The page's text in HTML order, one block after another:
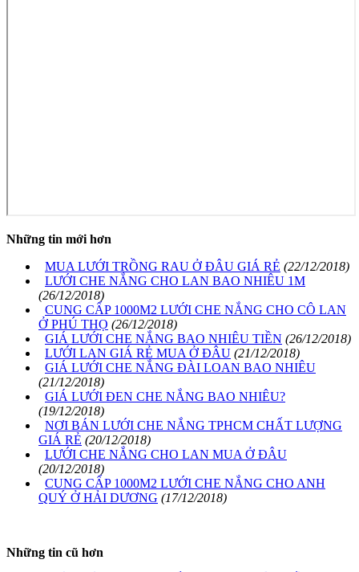
Những tin mới hơn
MUA LƯỚI TRỒNG RAU Ở ĐÂU GIÁ RẺ (22/12/2018)
LƯỚI CHE NẮNG CHO LAN BAO NHIÊU 1M
(26/12/2018)
CUNG CẤP 1000M2 LƯỚI CHE NẮNG CHO CÔ LAN
Ở PHÚ THỌ (26/12/2018)
GIÁ LƯỚI CHE NẮNG BAO NHIÊU TIỀN (26/12/2018)
LƯỚI LAN GIÁ RẺ MUA Ở ĐÂU (21/12/2018)
GIÁ LƯỚI CHE NẮNG ĐÀI LOAN BAO NHIÊU
(21/12/2018)
GIÁ LƯỚI ĐEN CHE NẮNG BAO NHIÊU?
(19/12/2018)
NƠI BÁN LƯỚI CHE NẮNG TPHCM CHẤT LƯỢNG
GIÁ RẺ (20/12/2018)
LƯỚI CHE NẮNG CHO LAN MUA Ở ĐÂU
(20/12/2018)
CUNG CẤP 1000M2 LƯỚI CHE NẮNG CHO ANH
QUÝ Ở HẢI DƯƠNG (17/12/2018)
Những tin cũ hơn